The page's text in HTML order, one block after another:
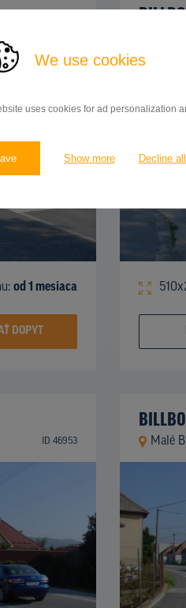
We use cookies
uses cookies for ad personalization
Show more Decline
od 1 mesiaca
DOPYT
ID 46953 Malé